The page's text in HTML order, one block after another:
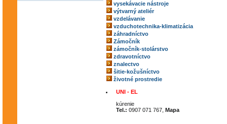
vysekávacie nástroje
výtvarný ateliér
vzdelávanie
vzduchotechnika-klimatizácia
záhradníctvo
Zámočník
zámočník-stolárstvo
zdravotníctvo
znalectvo
šitie-kožušníctvo
životné prostredie
UNI - EL
kúrenie
Tel.: 0907 071 767, Mapa